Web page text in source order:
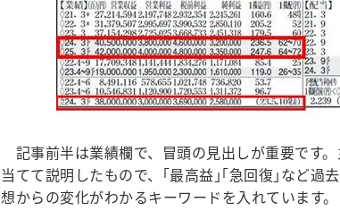
記事前半は業績欄で、冒頭の見出しが重要です
当てて説明したもので、｢最高益｣｢急回復｣など過
想からの変化がわかるキーワードを入れています。